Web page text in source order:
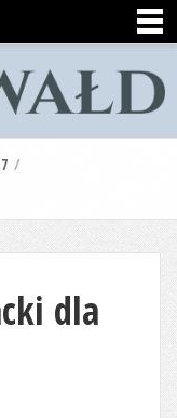
/
dla